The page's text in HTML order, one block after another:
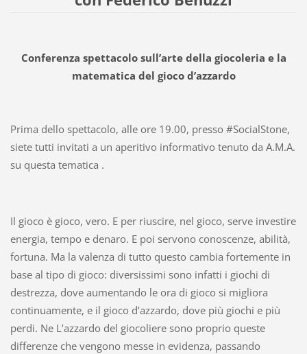
Conferenza spettacolo sull’arte della giocoleria e la
matematica del gioco d’azzardo
Prima dello spettacolo, alle ore 19.00, presso #SocialStone,
siete tutti invitati a un aperitivo informativo tenuto da A.M.A.
su questa tematica .
Il gioco è gioco, vero. E per riuscire, nel gioco, serve investire
energia, tempo e denaro. E poi servono conoscenze, abilità,
fortuna. Ma la valenza di tutto questo cambia fortemente in
base al tipo di gioco: diversissimi sono infatti i giochi di
destrezza, dove aumentando le ora di gioco si migliora
continuamente, e il gioco d’azzardo, dove più giochi e più
perdi. Ne L’azzardo del giocoliere sono proprio queste
differenze che vengono messe in evidenza, passando